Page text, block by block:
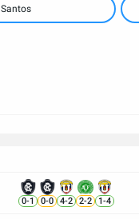
Santos
0-1 0-0 4-2 2-2 1-4